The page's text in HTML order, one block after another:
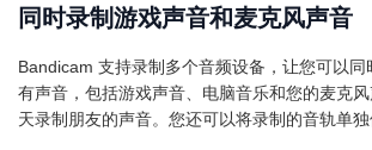
同时录制游戏声音和麦克风声音
Bandicam 支持录制多个音频设备，让您可以
有声音，包括游戏声音、电脑音乐和您的麦克
天录制朋友的声音。您还可以将录制的音轨单独